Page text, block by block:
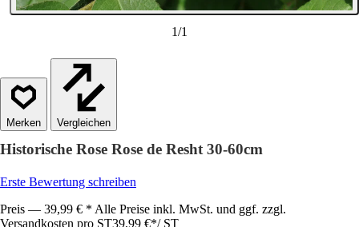
1/1
Vergleichen
Historische Rose Rose de Resht 30-60cm
Erste Bewertung schreiben
Preis — 39,99 € * Alle Preise inkl. MwSt. und ggf. zzgl.
Versandkosten pro ST39,99 €*/ ST